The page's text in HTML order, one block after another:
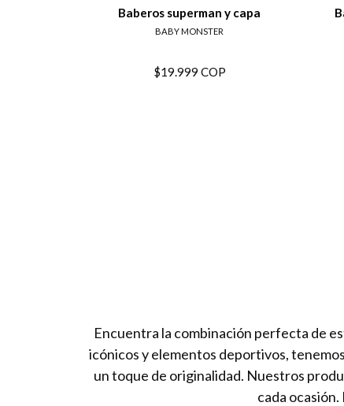
Baberos superman y capa
BABY MONSTER
$19.999 COP
Encuentra la combinación perfecta de
icónicos y elementos deportivos,
un toque de originalidad. Nuestros
cada